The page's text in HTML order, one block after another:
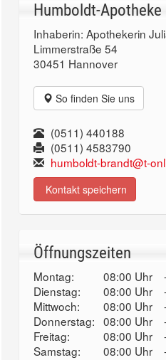
Humboldt-Apotheke
Inhaberin: Apothekerin
Limmerstraße 54
30451 Hannover
So finden Sie uns
(0511) 440188
(0511) 4583790
humboldt-brandt@t-
Kontakt speichern
Öffnungszeiten
Montag: 08:00 Uhr
Dienstag:
08:00 Uhr
Mittwoch:
08:00 Uhr
Donnerstag: 08:00 Uhr
Freitag:
08:00 Uhr
Samstag:
08:00 Uhr